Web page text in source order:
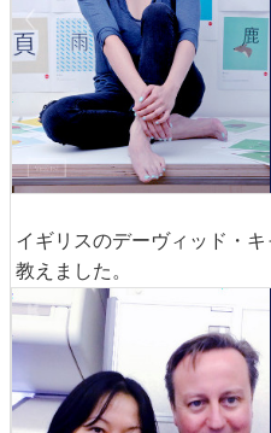
イギリスのデーヴィッド・
教えました。